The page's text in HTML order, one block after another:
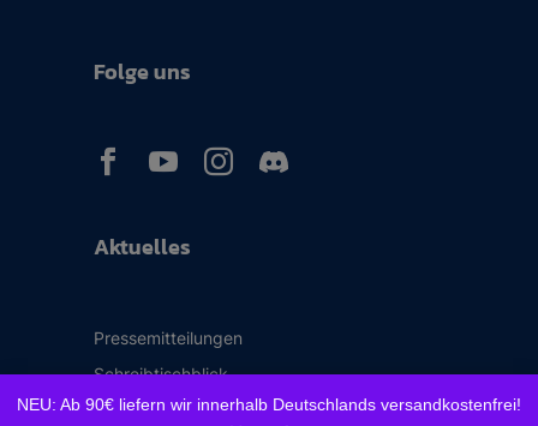
NEU: Ab 90€ liefern wir innerhalb Deutschlands versandkostenfrei!
Aktuelles
Pressemitteilungen
Schreibtischblick
Aus der Redaktion
Folge uns
  